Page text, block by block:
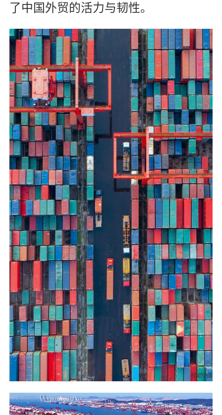
了中国外贸的活力与韧性。